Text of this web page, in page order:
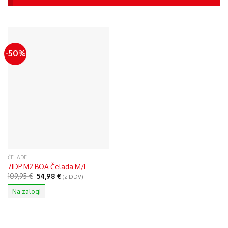
-50%
ČELADE
7IDP M2 BOA Čelada M/L
109,95€ Izvirna
cena
je
bila:
54,98 €Trenutna
cena
(z DDV)
Na zalogi